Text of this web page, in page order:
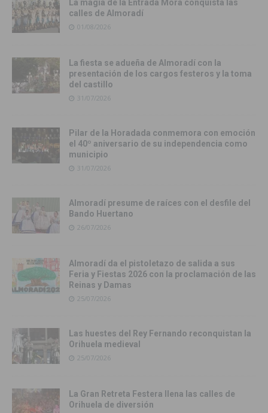
La magia de la Entrada Mora conquista las
calles de Almoradí
01/08/2026
La fiesta se adueña de Almoradí con la
presentación de los cargos festeros y la toma
del castillo
31/07/2026
Pilar de la Horadada conmemora con emoción
el 40º aniversario de su independencia como
municipio
31/07/2026
Almoradí presume de raíces con el desfile del
Bando Huertano
26/07/2026
Almoradí da el pistoletazo de salida a sus
Feria y Fiestas 2026 con la proclamación de las
Reinas y Damas
25/07/2026
Las huestes del Rey Fernando reconquistan la
Orihuela medieval
25/07/2026
La Gran Retreta Festera llena las calles de
Orihuela de diversión